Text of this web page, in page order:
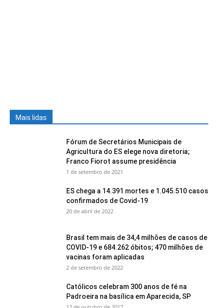
Mais lidas
Fórum de Secretários Municipais de
Agricultura do ES elege nova diretoria;
Franco Fiorot assume presidência
1 de setembro de 2021
ES chega a 14.391 mortes e 1.045.510 casos
confirmados de Covid-19
20 de abril de 2022
Brasil tem mais de 34,4 milhões de casos de
COVID-19 e 684.262 óbitos; 470 milhões de
vacinas foram aplicadas
2 de setembro de 2022
Católicos celebram 300 anos de fé na
Padroeira na basílica em Aparecida, SP